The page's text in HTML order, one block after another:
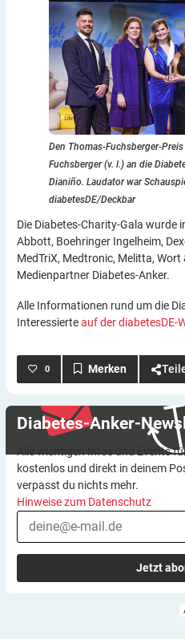
Den Thomas-Fuchsberger-
Fuchsberger (v. l.) an die
Dianiño. Laudator war
diabetesDE/Deckbar
Die Diabetes-Charity-Gala
Abbott, Boehringer Ingelheim,
MedTriX, Medtronic, Melitta, Wort
Medienpartner Diabetes-Anker.
Alle Informationen rund um die
Interessierteauf der diabetesDE-
0
Diabetes-Anker-
Alle wichtigen Infos und Events
kostenlos und direkt in deinem
verpasst du nichts mehr.
Hinweise zum Datenschutz
Jetzt